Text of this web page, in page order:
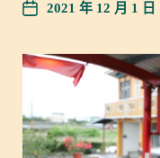
2021 年 12 月 1 日